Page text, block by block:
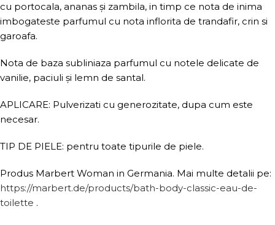
cu portocala, ananas și zambila, in timp ce nota de inima
imbogateste parfumul cu nota inflorita de trandafir, crin si
garoafa.
Nota de baza subliniaza parfumul cu notele delicate de
vanilie, paciuli și lemn de santal.
APLICARE: Pulverizati cu generozitate, dupa cum este
necesar.
TIP DE PIELE: pentru toate tipurile de piele.
Produs Marbert Woman in Germania. Mai multe detalii pe:
https://marbert.de/products/bath-body-classic-eau-de-
toilette .